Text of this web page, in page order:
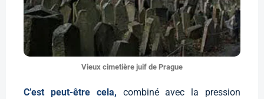
Vieux cimetière juif de Prague
C’est peut-être cela, combiné avec la pression